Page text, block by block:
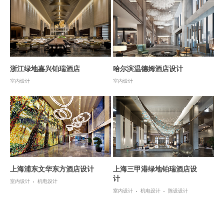
浙江绿地嘉兴铂瑞酒店
室内设计
哈尔滨温德姆酒店设计
室内设计
上海浦东文华东方酒店设计
室内设计 机电设计
上海三甲港绿地铂瑞酒店设
计
室内设计 机电设计 陈设设计